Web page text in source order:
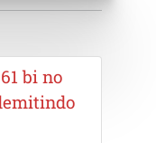
bi no